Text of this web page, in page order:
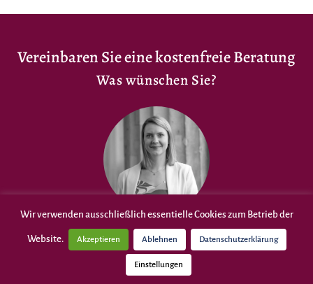
Vereinbaren Sie eine kostenfreie Beratung
Was wünschen Sie?
Julia Wilmes
GESCHÄFTSLEITUNG
Wir verwenden ausschließlich essentielle Cookies zum Betrieb der
Website. Akzeptieren Ablehnen Datenschutzerklärung
Einstellungen